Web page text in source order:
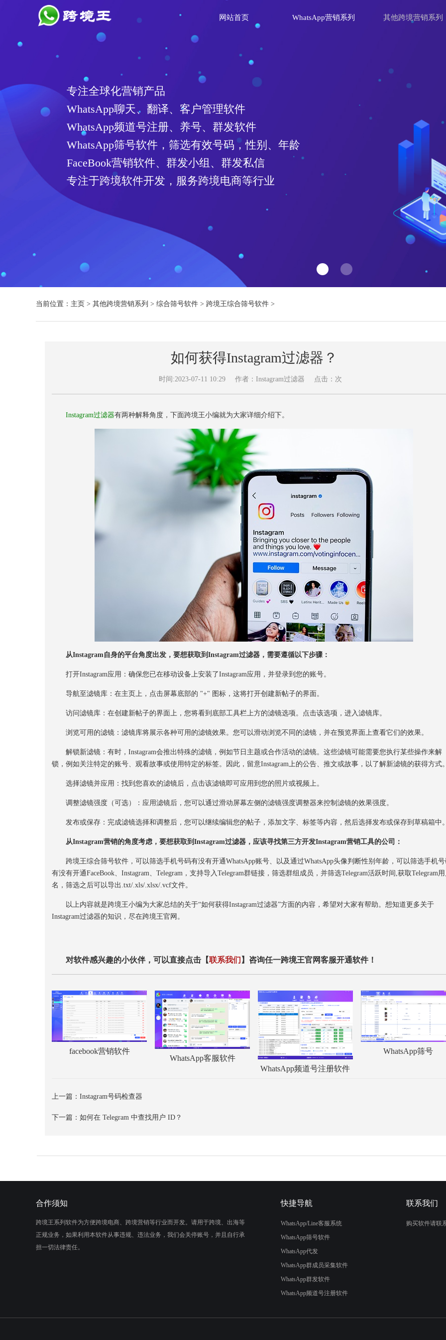
网站首页 WhatsApp营销系列 其他跨境营销系列
专注全球化营销产品
WhatsApp聊天、翻译、客户管理软件
WhatsApp频道号注册、养号、群发软件
WhatsApp筛号软件，筛选有效号码，性别、年龄
FaceBook营销软件、群发小组、群发私信
专注于跨境软件开发，服务跨境电商等行业
当前位置： 主页 > 其他跨境营销系列 > 综合筛号软件 > 跨境王综合筛号软件 >
如何获得Instagram过滤器？
时间:2023-07-11 10:29 作者：Instagram过滤器 点击： 次
Instagram过滤器有两种解释角度，下面跨境王小编就为大家详细介绍下。
从Instagram自身的平台角度出发，要想获取到Instagram过滤器，需要遵循以下步骤：
打开Instagram应用：确保您已在移动设备上安装了Instagram应用，并登录到您的账号。
导航至滤镜库：在主页上，点击屏幕底部的 "+" 图标，这将打开创建新帖子的界面。
访问滤镜库：在创建新帖子的界面上，您将看到底部工具栏上方的滤镜选项。点击该选项，进入滤镜库。
浏览可用的滤镜：滤镜库将展示各种可用的滤镜效果。您可以滑动浏览不同的滤镜，并在预览界面上查看它们的效果。
解锁新滤镜：有时，Instagram会推出特殊的滤镜，例如节日主题或合作活动的滤镜。这些滤镜可能需要您执行某些操作来解
锁，例如关注特定的账号、观看故事或使用特定的标签。因此，留意Instagram上的公告、推文或故事，以了解新滤镜的获得方式。
选择滤镜并应用：找到您喜欢的滤镜后，点击该滤镜即可应用到您的照片或视频上。
调整滤镜强度（可选）：应用滤镜后，您可以通过滑动屏幕左侧的滤镜强度调整器来控制滤镜的效果强度。
发布或保存：完成滤镜选择和调整后，您可以继续编辑您的帖子，添加文字、标签等内容，然后选择发布或保存到草稿箱中。
从Instagram营销的角度考虑，要想获取到Instagram过滤器，应该寻找第三方开发Instagram营销工具的公司：
跨境王综合筛号软件，可以筛选手机号码有没有开通WhatsApp账号、以及通过WhatsApp头像判断性别年龄，可以筛选手机
有没有开通FaceBook、Instagram、Telegram，支持导入Telegram群链接，筛选群组成员，并筛选Telegram活跃时间,获取Telegram用
名，筛选之后可以导出.txt/.xls/.xlsx/.vcf文件。
以上内容就是跨境王小编为大家总结的关于“如何获得Instagram过滤器”方面的内容，希望对大家有帮助。想知道更多关于
Instagram过滤器的知识，尽在跨境王官网。
对软件感兴趣的小伙伴，可以直接点击【联系我们 】咨询任一跨境王官网客服开通软件！
facebook营销软件
WhatsApp客服软件
WhatsApp频道号注册软件
WhatsApp筛号
上一篇：Instagram号码检查器
下一篇：如何在 Telegram 中查找用户 ID？
合作须知
跨境王系列软件为方便跨境电商、跨境营销等行业而开发。请用于跨境、出海等
正规业务，如果利用本软件从事违规、违法业务，我们会关停账号，并且自行承
担一切法律责任。
快捷导航
WhatsApp/Line客服系统
WhatsApp筛号软件
WhatsApp代发
WhatsApp群成员采集软件
WhatsApp群发软件
WhatsApp频道号注册软件
联系我们
购买软件请联